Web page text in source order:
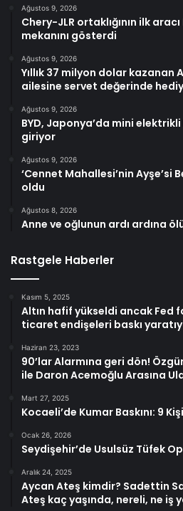
Ağustos 9, 2026
Chery-JLR ortaklığının ilk
mekanını gösterdi
Ağustos 9, 2026
Yıllık 37 milyon dolar kazanan
ailesine servet değerinde
Ağustos 9, 2026
BYD, Japonya’da mini
giriyor
Ağustos 9, 2026
‘Cennet Mahallesi’nin Ayşe’si
oldu
Ağustos 8, 2026
Anne ve oğlunun ardı ardına
Rastgele Haberler
Kasım 5, 2025
Altın hafif yükseldi ancak Fed
ticaret endişeleri baskı
Haziran 23, 2023
90’lar Alarmına geri dön!
ile Daron Acemoğlu Arasına
Mart 27, 2025
Kocaeli’de Kumar Baskını: 9
Ocak 26, 2026
Seydişehir’de Usulsüz Tüfek
Aralık 24, 2025
Aycan Ateş kimdir? Sadettin
Ateş kaç yaşında, nereli, ne iş